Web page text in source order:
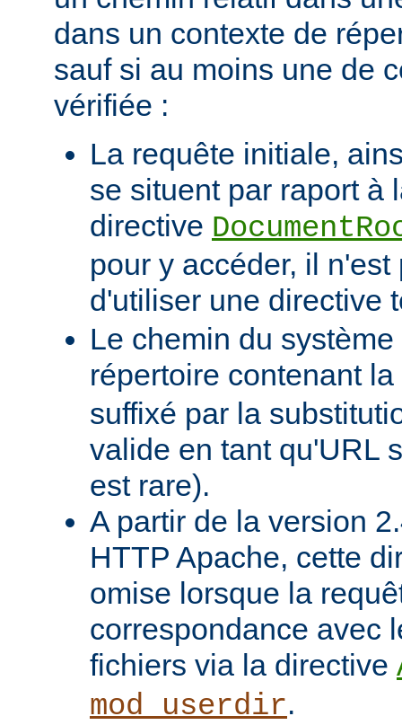
dans un contexte de
sauf si au moins une de
vérifiée :
La requête initiale,
se situent par raport à
directive
pour y accéder, il
d'utiliser une directive
Le chemin du
répertoire contenant la
suffixé par la
valide en tant qu'URL
est rare).
A partir de la version
HTTP Apache, cette
omise lorsque la
correspondance avec
fichiers via la directive
mod_userdir.